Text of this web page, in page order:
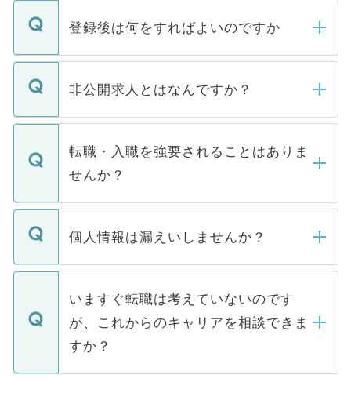
登録後は何をすればよいのですか
ご登録いただきましたら、弊社担当者がご
登録内容を確認し、その後メールもしくは
ます。通常、5営業日以内にはご連絡をせて
いただきますので、しばらくお待ちくださ
非公開求人とはなんですか？
マイナビDOCTORで取り扱っている求人の
うち約3割は、Webサイトからご覧いただ
けない「非公開求人」です。非公開求人は
下記の理由によって、一般には公開してい
ません。
■応募殺到を避けるため 人気のある医療機
関を公にしてしまうと、応募が殺到する場
に、医療機関が求める条件に合った人材の
みを人材紹介会社に依頼するケースが増え
ています。
転職・入職を強要されることはありま
せんか？
転職・入職を強要することは一切ありませ
ん。また、仮に応募先から内定をいただい
定を承諾する必要はありません。内定先へ
の辞退の連絡はキャリアパートナーが行い
個人情報は漏えいしませんか？
個人情報が漏えいすることはありませんの
で、ご安心ください。当サイトからの登録
などで収集したご登録者様の個人情報は、
ご本人のキャリアアップおよび転職活動の
支援を目的に使用いたします。お預かりし
ているすべての個人データはご本人の許可
いますぐ転職は考えていないのです
が、これからのキャリアを相談できま
すか？